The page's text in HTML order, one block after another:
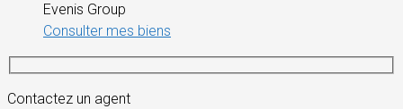
Evenis Group
Consulter mes biens
Contactez un agent